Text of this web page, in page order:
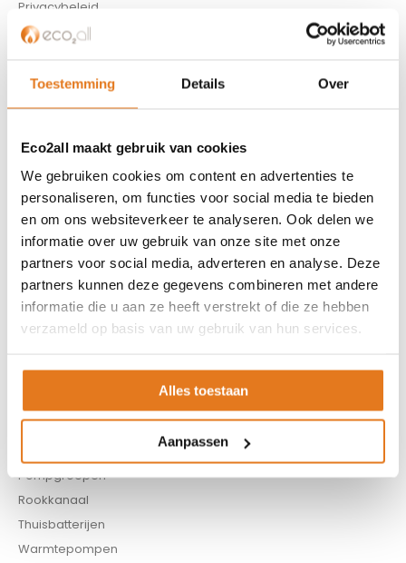
Toestemming Details Over
Eco2all maakt gebruik van cookies
We gebruiken cookies om content en advertenties te
personaliseren, om functies voor social media te bieden
en om ons websiteverkeer te analyseren. Ook delen we
informatie over uw gebruik van onze site met onze
partners voor social media, adverteren en analyse. Deze
partners kunnen deze gegevens combineren met andere
informatie die u aan ze heeft verstrekt of die ze hebben
verzameld op basis van uw gebruik van hun services.
Alles toestaan
Aanpassen
Privacybeleid
Algemene voorwaarden
Partner Locator
Contact
ASSORTIMENT
Appendages
Biomassa ketels
Boilers
Controllers
CV haard
CV pellet kachels
Hoge temperatuur warmtepomp
Pellet aanvoersysteem
Pompgroepen
Rookkanaal
Thuisbatterijen
Warmtepompen